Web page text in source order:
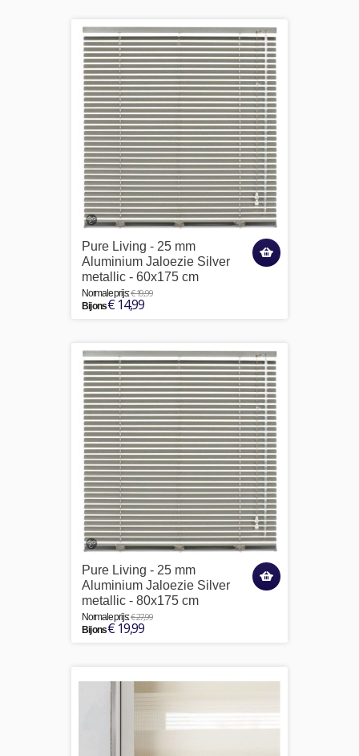
Pure Living - 25 mm
Aluminium Jaloezie Silver
metallic - 60x175 cm
Normale prijs:€ 19,99
Bij ons€ 14,99
Pure Living - 25 mm
Aluminium Jaloezie Silver
metallic - 80x175 cm
Normale prijs:€ 27,99
Bij ons€ 19,99